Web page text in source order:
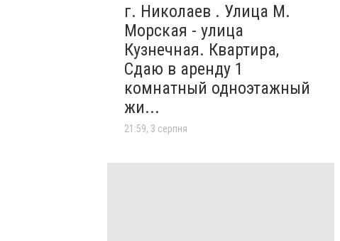
г. Николаев . Улица М.
Морская - улица
Кузнечная. Квартира,
Сдаю в аренду 1
комнатный одноэтажный
жи...
21:59, 3 серпня